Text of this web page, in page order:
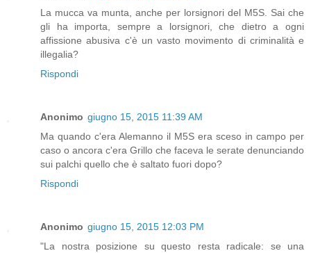
La mucca va munta, anche per lorsignori del M5S. Sai che
gli ha importa, sempre a lorsignori, che dietro a ogni
affissione abusiva c'è un vasto movimento di criminalità e
illegalia?
Rispondi
Anonimo giugno 15, 2015 11:39 AM
Ma quando c'era Alemanno il M5S era sceso in campo per
caso o ancora c'era Grillo che faceva le serate denunciando
sui palchi quello che è saltato fuori dopo?
Rispondi
Anonimo giugno 15, 2015 12:03 PM
"La nostra posizione su questo resta radicale: se una